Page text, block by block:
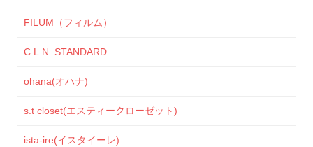
FILUM（フィルム）
C.L.N. STANDARD
ohana(オハナ)
s.t closet(エスティークローゼット)
ista-ire(イスタイーレ)